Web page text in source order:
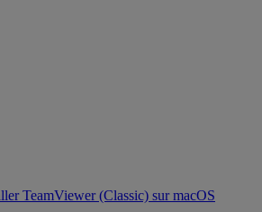
TeamViewer (Classic) sur macOS